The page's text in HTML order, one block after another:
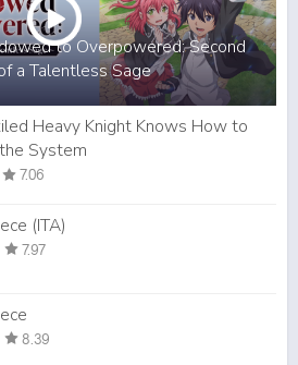
to Overpowered: Second
a Talentless Sage
Heavy Knight Knows How to
System
7.06
(ITA)
7.97
8.39